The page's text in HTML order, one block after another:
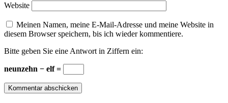
Website
Meinen Namen, meine E-Mail-Adresse und meine Website in
diesem Browser speichern, bis ich wieder kommentiere.
Bitte geben Sie eine Antwort in Ziffern ein:
neunzehn − elf =